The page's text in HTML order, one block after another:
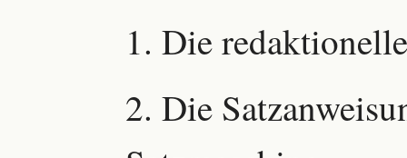
1. Die
2. Die